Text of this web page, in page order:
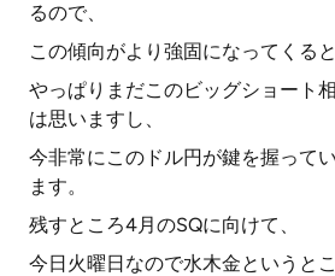
るので、
この傾向がより強固になってくると
やっぱりまだこのビッグショート
は思いますし、
今非常にこのドル円が鍵を握って
ます。
残すところ4月のSQに向けて、
今日火曜日なので水木金というと